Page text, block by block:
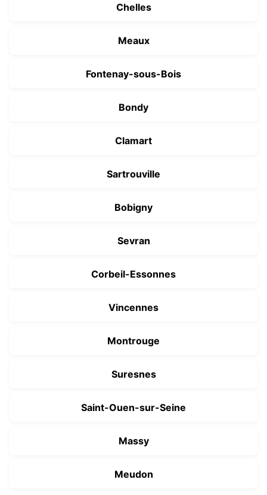
Chelles
Meaux
Fontenay-sous-Bois
Bondy
Clamart
Sartrouville
Bobigny
Sevran
Corbeil-Essonnes
Vincennes
Montrouge
Suresnes
Saint-Ouen-sur-Seine
Massy
Meudon